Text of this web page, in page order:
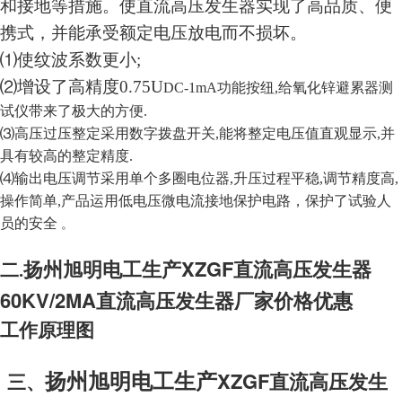
和接地等措施。使直流高压发生器实现了高品质、便
携式，并能承受额定电压放电而不损坏。
⑴使纹波系数更小;
⑵增设了高精度0.75UDC-1mA功能按纽,给氧化锌避累器测
试仪带来了极大的方便.
⑶高压过压整定采用数字拨盘开关,能将整定电压值直观显示,并
具有较高的整定精度.
⑷输出电压调节采用单个多圈电位器,升压过程平稳,调节精度高,
操作简单,产品运用低电压微电流接地保护电路，保护了试验人
员的安全 。
二.扬州旭明电工生产XZGF直流高压发生器
60KV/2MA直流高压发生器厂家价格优惠
工作原理图
三、扬州旭明电工生产XZGF直流高压发生